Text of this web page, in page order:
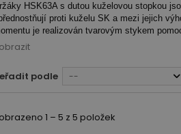
HSK63A s dutou kuželovou stopkou
proti kuželu SK a mezi jejich
je realizován tvarovým stykem
podle --
1 – 5 z 5 položek